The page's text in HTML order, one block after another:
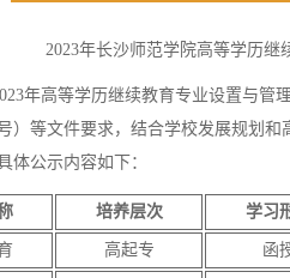
2023年长沙师范学院高等学历
年高等学历继续教育专业设置与管
）等文件要求，结合学校发展规划
体公示内容如下：
培养层次 学习
高起专 函